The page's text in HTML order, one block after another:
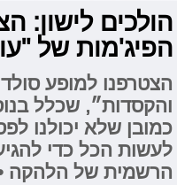
הולכים לישון:
הפיג'מות של
הצטרפנו למופע
והקסדות״, שכלל
כמובן שלא יכולנו
לעשות הכל כדי
הרשמית של הלהקה •